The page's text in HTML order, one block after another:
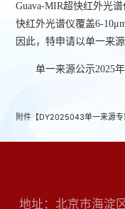
Guava-MIR超快红外光
快红外光谱仪覆盖6-
因此，特申请以单一来
单一来源公示2025
附件【DY2025043单一来源
地址：北京市海淀